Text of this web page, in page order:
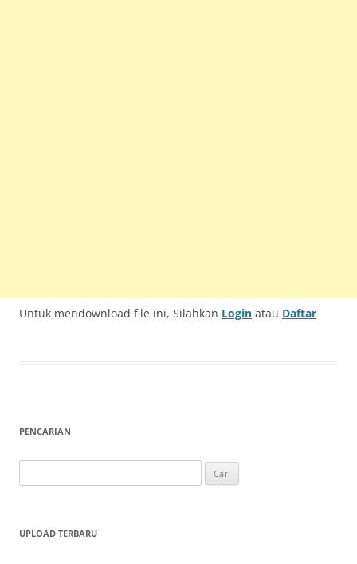
Untuk mendownload file ini, Silahkan Login atau Daftar
PENCARIAN
untuk:
UPLOAD TERBARU